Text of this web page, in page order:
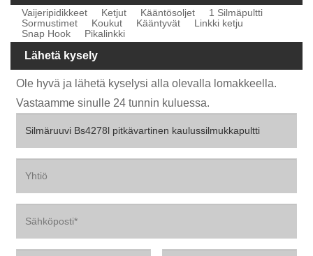
Vaijeripidikkeet
Ketjut Kääntösoljet
1 Silmäpultti
Sormustimet
Koukut Kääntyvät
Linkki ketju
Snap Hook
Pikalinkki
Lähetä kysely
Ole hyvä ja lähetä kyselysi alla olevalla lomakkeella.
Vastaamme sinulle 24 tunnin kuluessa.